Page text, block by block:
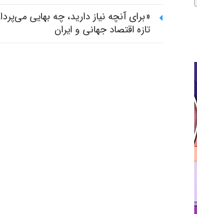
«برای آنچه نیاز دارید، چه بهایی
تازه اقتصاد جهانی و ایران